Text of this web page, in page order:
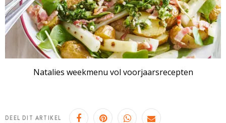
Natalies weekmenu vol voorjaarsrecepten
DEEL DIT ARTIKEL